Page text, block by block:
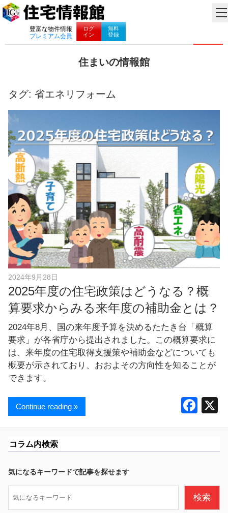
豊富な物件情報
プレミアム会員
ログ
イン
無料
登録
ナビゲーション
住まいの情報館
い
と
暮
ら
し
に
役
立
情
報
を
お
け
し
ま
す
！
タグ: 省エネリフォーム
2024年9月28日
2025年度の住宅政策はどうなる？概
算要求からみる来年度の補助金とは？
2024年8月、国の来年度予算を決めるたたき台「概算
要求」が各省庁から提出されました。この概算要求に
は、来年度の住宅取得支援策や補助金などについても
概要が示されており、おおよその方向性を知ることが
できます。
F
e
o
o
Continue reading »
コラム内検索
気になるキーワードで記事を探せます
索
検索